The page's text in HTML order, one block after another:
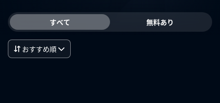
すべて 無料あり
おすすめ順